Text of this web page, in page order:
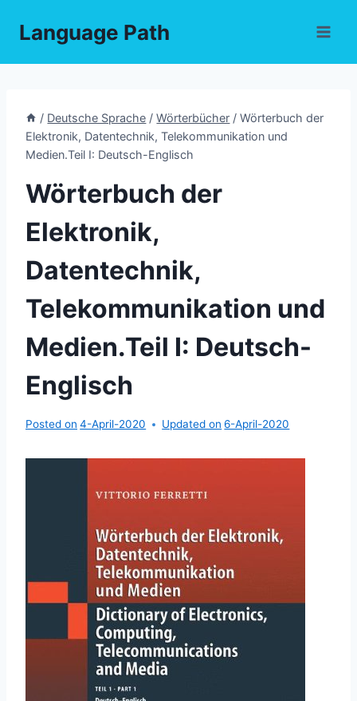
Language Path
/ Deutsche Sprache / Wörterbücher / Wörterbuch der
Elektronik, Datentechnik, Telekommunikation und
Medien.Teil I: Deutsch-Englisch
Wörterbuch der
Elektronik,
Datentechnik,
Telekommunikation und
Medien.Teil I: Deutsch-
Englisch
Posted on 4-April-2020 Updated on 6-April-2020